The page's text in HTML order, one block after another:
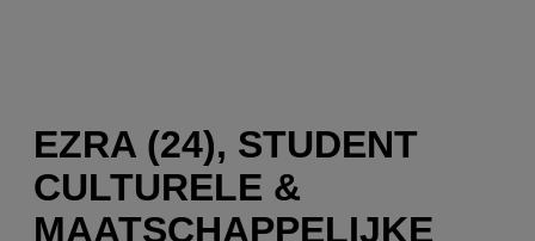
EZRA (24), STUDENT
CULTURELE &
MAATSCHAPPELIJKE